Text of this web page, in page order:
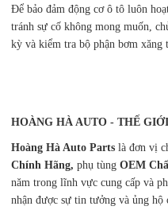
Để bảo đảm động cơ ô tô luôn
tránh sự cố không mong muốn,
kỳ và kiểm tra bộ phận bơm xăng
HOÀNG HÀ AUTO - THẾ
Hoàng Hà Auto Parts là đơn vị
Chính Hãng,phụ tùngOEM
năm trong lĩnh vực cung cấp và
nhận được sự tin tưởng và ủng hộ